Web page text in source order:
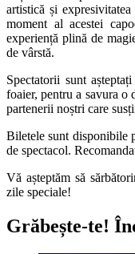
artistică și
moment al acestei
experiență plină de
de vârstă.
Spectatorii sunt
foaier, pentru a savura o
partenerii noștri care
Biletele sunt disponibile
de spectacol.
Vă așteptăm să
zile speciale!
Grăbește-te!